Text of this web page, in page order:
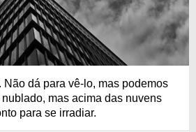
Não dá para vê-lo, mas podemos
mas acima das nuvens
para se irradiar.